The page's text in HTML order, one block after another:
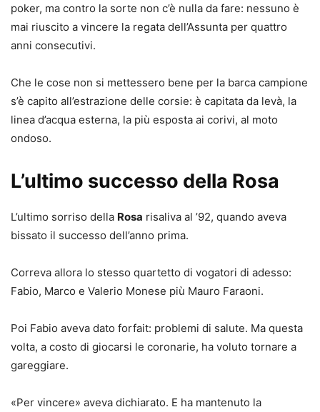
poker, ma contro la sorte non c’è nulla da fare: nessuno è
mai riuscito a vincere la regata dell’Assunta per quattro
anni consecutivi.
Che le cose non si mettessero bene per la barca campione
s’è capito all’estrazione delle corsie: è capitata da levà, la
linea d’acqua esterna, la più esposta ai corivi, al moto
ondoso.
L’ultimo successo della Rosa
L’ultimo sorriso della Rosa risaliva al ’92, quando aveva
bissato il successo dell’anno prima.
Correva allora lo stesso quartetto di vogatori di adesso:
Fabio, Marco e Valerio Monese più Mauro Faraoni.
Poi Fabio aveva dato forfait: problemi di salute. Ma questa
volta, a costo di giocarsi le coronarie, ha voluto tornare a
gareggiare.
«Per vincere» aveva dichiarato. E ha mantenuto la